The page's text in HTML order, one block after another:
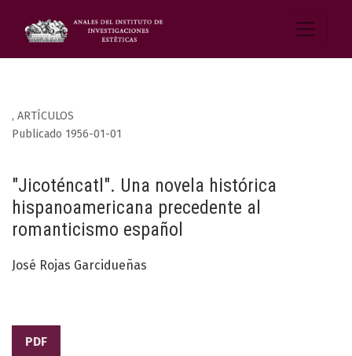
, ARTÍCULOS
"Jicoténcatl". Una novela histórica
hispanoamericana precedente al
romanticismo español
Publicado 1956-01-01
José Rojas Garcidueñas
PDF